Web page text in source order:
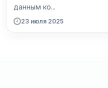
данным ко...
23 июля 2025